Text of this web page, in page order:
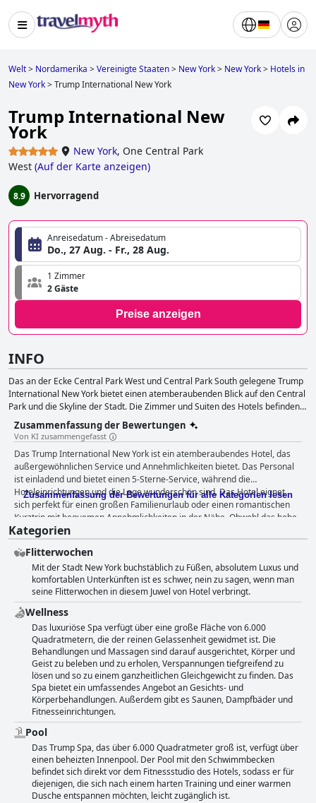
Welt> Nordamerika >Vereinigte Staaten> New York> New York> Hotels in
New York>Trump International New York
Trump International New
York
New York, One Central Park
West (Auf der Karte anzeigen)
8.9 Hervorragend
Anreisedatum - Abreisedatum
Do., 27 Aug. - Fr., 28 Aug.
1 Zimmer
2 Gäste
Preise anzeigen
INFO
Das an der Ecke Central Park West und Central Park South gelegene Trump
International New York bietet einen atemberaubenden Blick auf den Central
Park und die Skyline der Stadt. Die Zimmer und Suiten des Hotels befinden
sich auf den Etagen 23 bis 52.
Zusammenfassung der Bewertungen
Von KI zusammengefasst
Das Trump International New York ist ein atemberaubendes Hotel, das
außergewöhnlichen Service und Annehmlichkeiten bietet. Das Personal
ist einladend und bietet einen 5-Sterne-Service, während die
Hoteleinrichtungen und die Lage wunderschön sind. Das Hotel eignet
sich perfekt für einen großen Familienurlaub oder einen romantischen
Kurztrip mit bequemen Annehmlichkeiten in der Nähe. Obwohl das hohe
Preisschild hohe Ansprüche stellt, die nach Meinung einiger Gäste nicht
ganz erfüllt werden, schmälern diese Kleinigkeiten nicht den
Gesamteindruck des Hotels. Insgesamt ist es ein einmaliges Erlebnis,
das die Gäste lieben und sofort wieder buchen würden.
Zusammenfassung der Bewertungen für alle Kategorien lesen
Kategorien
Flitterwochen
Mit der Stadt New York buchstäblich zu Füßen, absolutem Luxus und
komfortablen Unterkünften ist es schwer, nein zu sagen, wenn man
seine Flitterwochen in diesem Juwel von Hotel verbringt.
Wellness
Das luxuriöse Spa verfügt über eine große Fläche von 6.000
Quadratmetern, die der reinen Gelassenheit gewidmet ist. Die
Behandlungen und Massagen sind darauf ausgerichtet, Körper und
Geist zu beleben und zu erholen, Verspannungen tiefgreifend zu
lösen und so zu einem ganzheitlichen Gleichgewicht zu finden. Das
Spa bietet ein umfassendes Angebot an Gesichts- und
Körperbehandlungen. Außerdem gibt es Saunen, Dampfbäder und
Fitnesseinrichtungen.
Pool
Das Trump Spa, das über 6.000 Quadratmeter groß ist, verfügt über
einen beheizten Innenpool. Der Pool mit den Schwimmbecken
befindet sich direkt vor dem Fitnessstudio des Hotels, sodass er für
diejenigen, die sich nach einem harten Training und einer warmen
Dusche entspannen möchten, leicht zugänglich ist.